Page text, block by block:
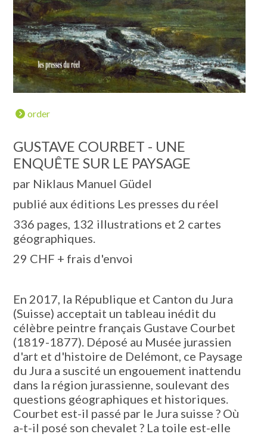
GUSTAVE COURBET - UNE
ENQUÊTE SUR LE PAYSAGE
par Niklaus Manuel Güdel
publié aux éditions Les presses du réel
336 pages, 132 illustrations et 2 cartes
géographiques.
29 CHF + frais d'envoi
En 2017, la République et Canton du Jura
(Suisse) acceptait un tableau inédit du
célèbre peintre français Gustave Courbet
(1819-1877). Déposé au Musée jurassien
d'art et d'histoire de Delémont, ce Paysage
du Jura a suscité un engouement inattendu
dans la région jurassienne, soulevant des
questions géographiques et historiques.
Courbet est-il passé par le Jura suisse ? Où
a-t-il posé son chevalet ? La toile est-elle
order